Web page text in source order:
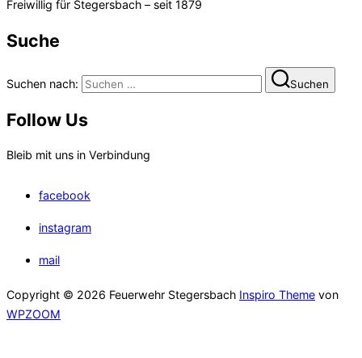
Freiwillig für Stegersbach – seit 1879
Suche
Suchen nach: Suchen
Follow Us
Bleib mit uns in Verbindung
facebook
instagram
mail
Copyright © 2026 Feuerwehr Stegersbach Inspiro Theme von
WPZOOM